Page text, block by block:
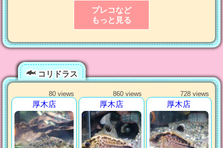
プレコなど
もっと見る
コリドラス
80 views
厚木店
860 views
厚木店
728 views
厚木店